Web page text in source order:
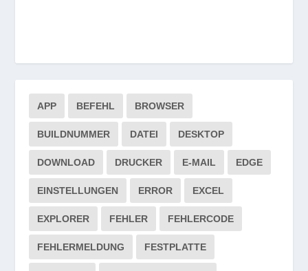
APP BEFEHL BROWSER
BUILDNUMMER DATEI DESKTOP
DOWNLOAD DRUCKER E-MAIL EDGE
EINSTELLUNGEN ERROR EXCEL
EXPLORER FEHLER FEHLERCODE
FEHLERMELDUNG FESTPLATTE